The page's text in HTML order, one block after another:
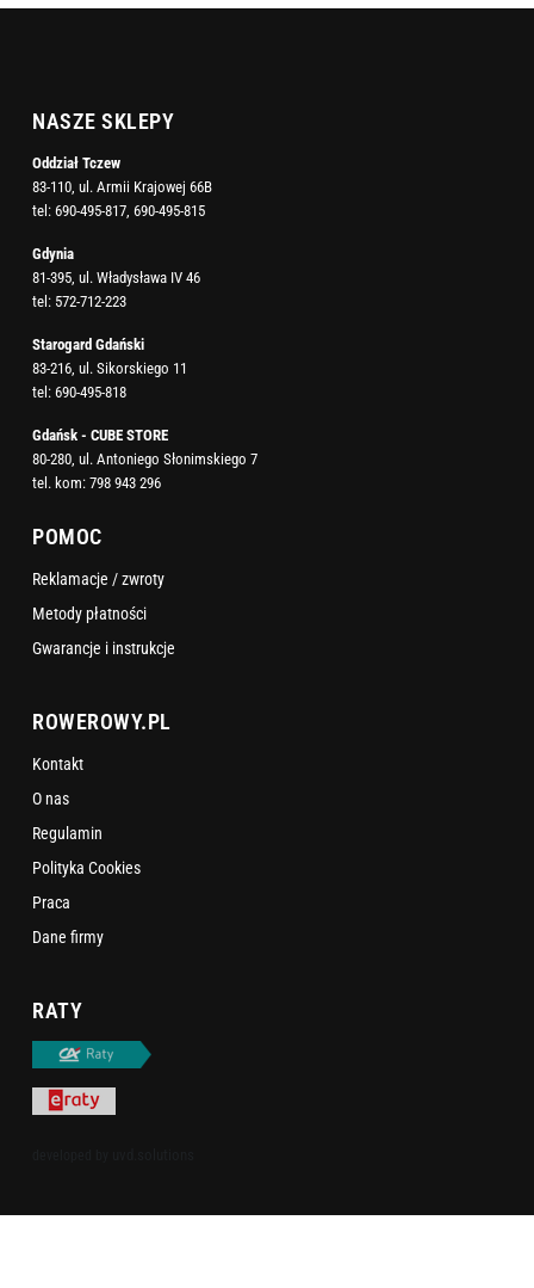
NASZE SKLEPY
Oddział Tczew
83-110, ul. Armii Krajowej 66B
tel: 690-495-817 690-495-815
Gdynia
81-395, ul. Władysława IV 46
tel: 572-712-223
Starogard Gdański
83-216, ul. Sikorskiego 11
tel: 690-495-818
Gdańsk - CUBE STORE
80-280, ul. Antoniego Słonimskiego 7
tel. kom: 798 943 296
POMOC
Reklamacje / zwroty
Metody płatności
Gwarancje i instrukcje
ROWEROWY.PL
Kontakt
O nas
Regulamin
Polityka Cookies
Praca
Dane firmy
RATY